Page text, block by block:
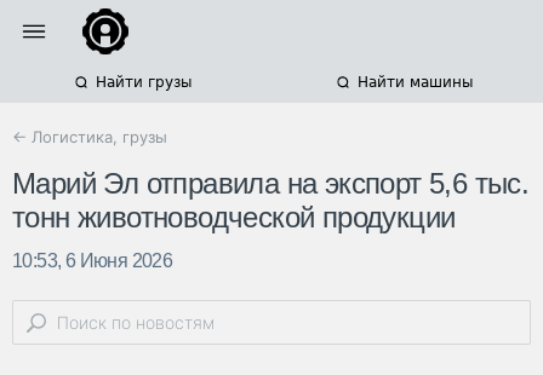
Найти грузы Найти машины
← Логистика, грузы
Марий Эл отправила на экспорт 5,6 тыс.
тонн животноводческой продукции
10:53, 6 Июня 2026